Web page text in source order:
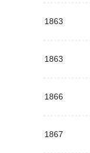
1863
1863
1866
1867